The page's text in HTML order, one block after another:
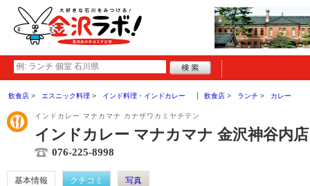
飲食店 エスニック料理 インド料理・インドカレー 飲食店 ランチ カレー
インドカレー マナカマナ カナザワカミヤチテン
インドカレー マナカマナ 金沢神谷内店
076-225-8998
基本情報 クチコミ
写真